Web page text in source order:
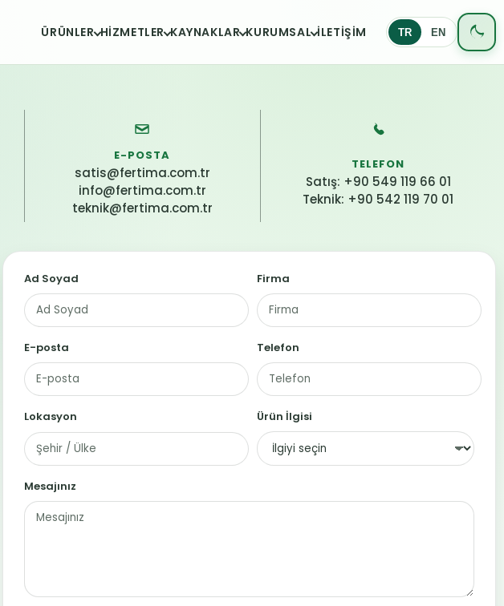
ÜRÜNLER HIZMETLER KAYNAKLAR KURUMSAL İLETIŞIM TR EN
E-POSTA
satis@fertima.com.tr
info@fertima.com.tr
teknik@fertima.com.tr
TELEFON
Satış: +90 549 119 66 01
Teknik: +90 542 119 70 01
Ad Soyad Firma
E-posta Telefon
Lokasyon Ürün İlgisi
Mesajınız
Web sitesi